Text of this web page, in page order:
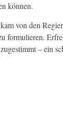
können.
von den
formulieren.
– ein